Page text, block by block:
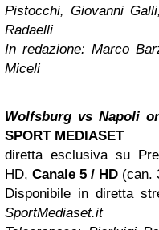
Pistocchi, Giovanni
Radaelli
In redazione: Marco
Miceli
Wolfsburg vs Napoli
SPORT MEDIASET
diretta esclusiva su
HD, Canale 5 / HD (can.
Disponibile in diretta
SportMediaset.it